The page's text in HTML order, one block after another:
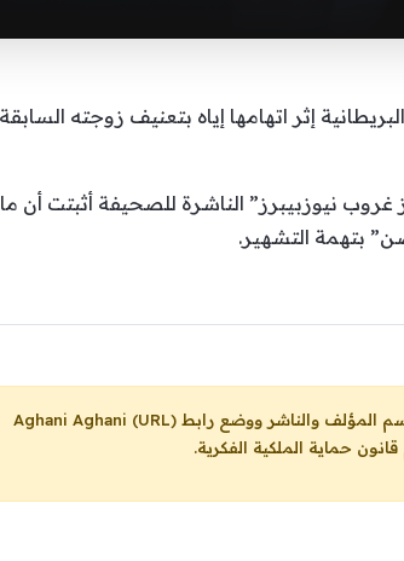
إثر اتهامها إياه بتعنيف زوجته السابقة
نيوزبيبرز” الناشرة للصحيفة أثبتت أن ما
بتهمة التشهير.
Aghani Aghani (URL)
حماية الملكية الفكرية.